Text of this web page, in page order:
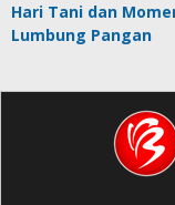
Hari Tani dan
Lumbung Pangan